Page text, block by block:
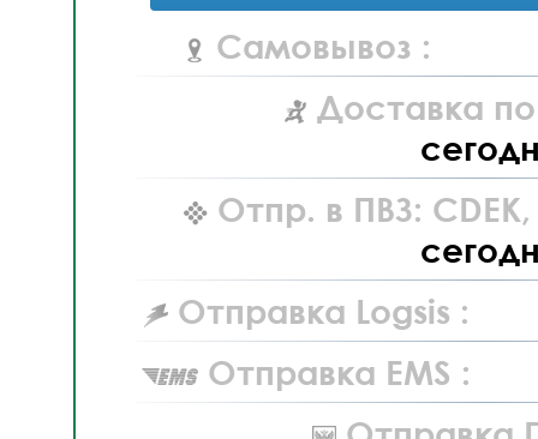
Самовывоз :
Доставка
Отпр. в ПВЗ: CDEK,
Отправка Logsis :
Отправка EMS :